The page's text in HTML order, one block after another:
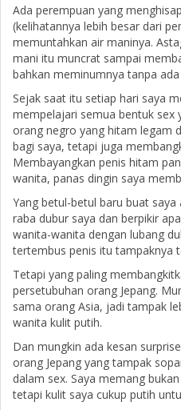
Ada perempuan yang
(kelihatannya lebih besar dari
memuntahkan air maninya.
mani itu muncrat sampai
bahkan meminumnya tanpa
Sejak saat itu setiap hari saya
mempelajari semua bentuk sex
orang negro yang hitam legam
bagi saya, tetapi juga
Membayangkan penis hitam
wanita, panas dingin saya
Yang betul-betul baru buat saya
raba dubur saya dan berpikir
wanita-wanita dengan lubang
tertembus penis itu tampaknya
Tetapi yang paling
persetubuhan orang Jepang.
sama orang Asia, jadi tampak
wanita kulit putih.
Dan mungkin ada kesan
orang Jepang yang tampak
dalam sex. Saya memang
tetapi kulit saya cukup putih